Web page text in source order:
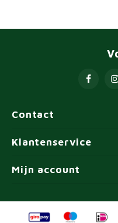
Contact
Klantenservice
Mijn account